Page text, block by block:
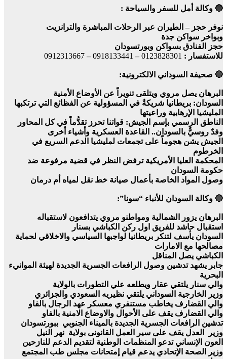
🔵 وكالة أمل للسفر والسياحة :
نوفر حجز – الطيران عبر الرحلات المباشرة والترانزيت
وبواخر سواكن جدة
حجز الفنادق بسواكن وبورتسودان
للاستفسار : 0123828301
–
0918133441
–
0912313667
🔵 صحيفة السوداني الالكترونية:
البرهان يصل مروي ويتلقى تنويراً عن الأوضاع الأمنية
السودان: بريطانيا شريكةٌ في المسؤولية عن الفظائع التي ترتكبها
المليشيا الإرهابية وراعيتها
الناطق الرسمي بإسم الجيش: قواتنا تحرز تقدُّماً في كل المحاور
وفدٌ روسيٌّ بالسودان.. القاعدة العسكرية وأشياء أخرى
الجيش يشن هجوماً على تجمعات لمليشيا الدعم السريع في
الخرطوم
المحكمة العليا الأمريكية ترفض النظر في قضية مرفوعة ضد
حكومة السودان
وصول المواد الخاصة بأعمال صيانة خط نقل لمياه أم درمان
🔵 وكالة السودان للأنباء “سونا”:
البرهان يزور الشمالية ومواطنو مروي يتدافعون لاستقباله
استقبال حاشد للفريق اول ركن الكباشي بسنار
السودان يأسف لتنكر بريطانيا لواجبها السياسي والاخلاقي لحماية
مصالحها مع الامارات
الكباشي يصل المناقل
جابر يشهد تدشين وصول الرافعات الجسرية الجديدة لهيئة الموانيء
البحرية
والي سنار يلتقي عقار ويطلعه علي التطورات بالولاية
وزير الخارجية السوداني يلتقي نظيريه السعودي والجزائري
والي القضارف يخاطب مستنفري معسكر عهد الرجال بالفاو
والي القضارف يقف على الأحوال والاوضاع الامنية بالفاو
تدشين الرافعات الجسرية الجديدة بالميناء الجنوبي ببورتسودان
وزير العدل يقف على سير العمل القانونى بولاية نهر النيل
العون الإنساني تدعو المنظمات الوطنية لتقديم الدعم للنازحين
وزير الصحة الإتحادي يدعم قيام إمتحانات مجلس طب المجتمع